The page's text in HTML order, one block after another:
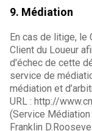
9. Médiation
En cas de litige, le
Client du Loueur
d'échec de cette
service de
médiation et
URL : http://
(Service
Franklin